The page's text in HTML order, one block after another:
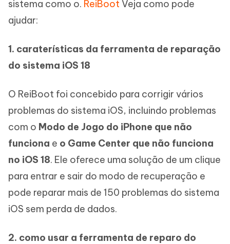
sistema como o. ReiBoot Veja como pode
ajudar:
1. caraterísticas da ferramenta de reparação
do sistema iOS 18
O ReiBoot foi concebido para corrigir vários
problemas do sistema iOS, incluindo problemas
com o Modo de Jogo do iPhone que não
funciona e o Game Center que não funciona
no iOS 18. Ele oferece uma solução de um clique
para entrar e sair do modo de recuperação e
pode reparar mais de 150 problemas do sistema
iOS sem perda de dados.
2. como usar a ferramenta de reparo do